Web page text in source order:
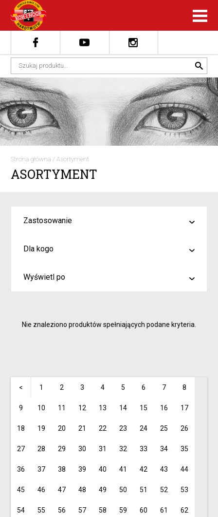
Strona główna /Asortyment
ASORTYMENT
Zastosowanie
malowanie
kreślenie
Dla kogo
Artyści i profesjonaliści
Inspiracje dla rodziców i dzieci
Wyświetl po
Nie znaleziono produktów spełniających podane kryteria.
< 1 2 3 4 5 6 7 8
9 10 11 12 13 14 15 16 17
18 19 20 21 22 23 24 25 26
27 28 29 30 31 32 33 34 35
36 37 38 39 40 41 42 43 44
45 46 47 48 49 50 51 52 53
54 55 56 57 58 59 60 61 62